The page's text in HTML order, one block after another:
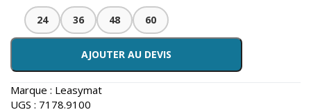
24 36 48 60
AJOUTER AU DEVIS
Marque : Leasymat
UGS : 7178.9100